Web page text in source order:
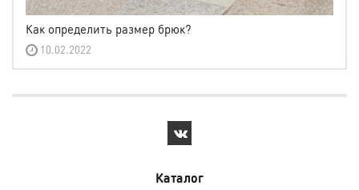
Как определить размер брюк?
10.02.2022
Каталог